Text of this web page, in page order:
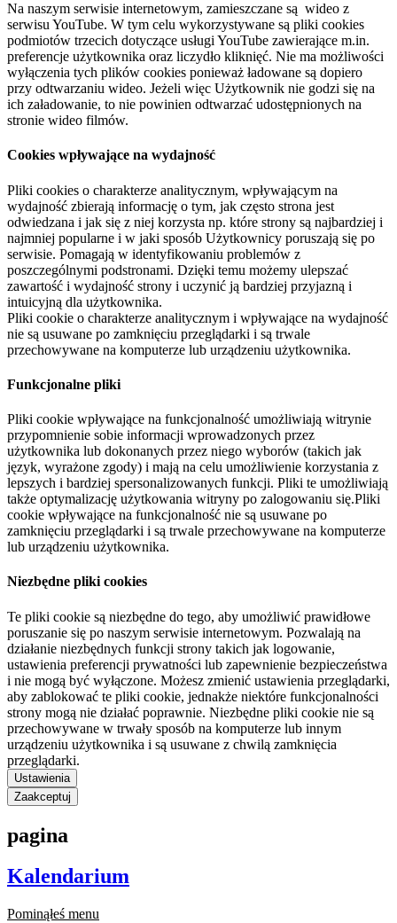
Na naszym serwisie internetowym, zamieszczane są wideo z
serwisu YouTube. W tym celu wykorzystywane są pliki cookies
podmiotów trzecich dotyczące usługi YouTube zawierające m.in.
preferencje użytkownika oraz liczydło kliknięć. Nie ma możliwości
wyłączenia tych plików cookies ponieważ ładowane są dopiero
przy odtwarzaniu wideo. Jeżeli więc Użytkownik nie godzi się na
ich załadowanie, to nie powinien odtwarzać udostępnionych na
stronie wideo filmów.
Cookies wpływające na wydajność
Pliki cookies o charakterze analitycznym, wpływającym na
wydajność zbierają informację o tym, jak często strona jest
odwiedzana i jak się z niej korzysta np. które strony są najbardziej i
najmniej popularne i w jaki sposób Użytkownicy poruszają się po
serwisie. Pomagają w identyfikowaniu problemów z
poszczególnymi podstronami. Dzięki temu możemy ulepszać
zawartość i wydajność strony i uczynić ją bardziej przyjazną i
intuicyjną dla użytkownika.
Pliki cookie o charakterze analitycznym i wpływające na wydajność
nie są usuwane po zamknięciu przeglądarki i są trwale
przechowywane na komputerze lub urządzeniu użytkownika.
Funkcjonalne pliki
Pliki cookie wpływające na funkcjonalność umożliwiają witrynie
przypomnienie sobie informacji wprowadzonych przez
użytkownika lub dokonanych przez niego wyborów (takich jak
język, wyrażone zgody) i mają na celu umożliwienie korzystania z
lepszych i bardziej spersonalizowanych funkcji. Pliki te umożliwiają
także optymalizację użytkowania witryny po zalogowaniu się.Pliki
cookie wpływające na funkcjonalność nie są usuwane po
zamknięciu przeglądarki i są trwale przechowywane na komputerze
lub urządzeniu użytkownika.
Niezbędne pliki cookies
Te pliki cookie są niezbędne do tego, aby umożliwić prawidłowe
poruszanie się po naszym serwisie internetowym. Pozwalają na
działanie niezbędnych funkcji strony takich jak logowanie,
ustawienia preferencji prywatności lub zapewnienie bezpieczeństwa
i nie mogą być wyłączone. Możesz zmienić ustawienia przeglądarki,
aby zablokować te pliki cookie, jednakże niektóre funkcjonalności
strony mogą nie działać poprawnie. Niezbędne pliki cookie nie są
przechowywane w trwały sposób na komputerze lub innym
urządzeniu użytkownika i są usuwane z chwilą zamknięcia
przeglądarki.
Ustawienia
Zaakceptuj
pagina
Kalendarium
Pominąłeś menu